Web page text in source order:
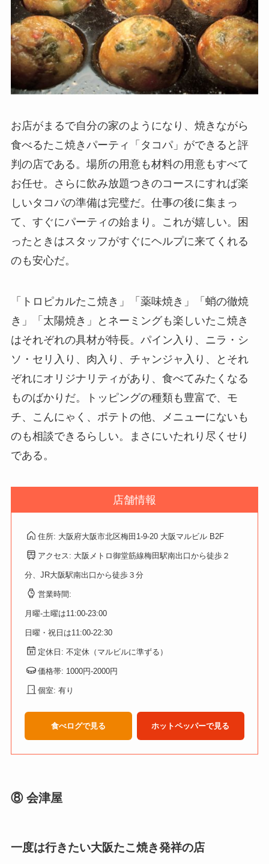
お店がまるで自分の家のようになり、焼きながら
食べるたこ焼きパーティ「タコパ」ができると評
判の店である。場所の用意も材料の用意もすべて
お任せ。さらに飲み放題つきのコースにすれば楽
しいタコパの準備は完璧だ。仕事の後に集まっ
て、すぐにパーティの始まり。これが嬉しい。困
ったときはスタッフがすぐにヘルプに来てくれる
のも安心だ。
「トロピカルたこ焼き」「薬味焼き」「蛸の徹焼
き」「太陽焼き」とネーミングも楽しいたこ焼き
はそれぞれの具材が特長。パイン入り、ニラ・シ
ソ・セリ入り、肉入り、チャンジャ入り、とそれ
ぞれにオリジナリティがあり、食べてみたくなる
ものばかりだ。トッピングの種類も豊富で、モ
チ、こんにゃく、ポテトの他、メニューにないも
のも相談できるらしい。まさにいたれり尽くせり
である。
店舗情報
住所: 大阪府大阪市北区梅田1-9-20 大阪マルビル B2F
アクセス: 大阪メトロ御堂筋線梅田駅南出口から徒歩２
分、JR大阪駅南出口から徒歩３分
営業時間:
月曜-土曜は11:00-23:00
日曜・祝日は11:00-22:30
定休日: 不定休（マルビルに準ずる）
価格帯: 1000円-2000円
個室: 有り
食べログで見る ホットペッパーで見る
⑧ 会津屋
一度は行きたい大阪たこ焼き発祥の店